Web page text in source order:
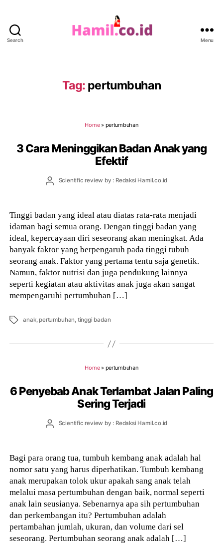
Search Menu
Tag: pertumbuhan
Home» pertumbuhan
3 Cara Meninggikan Badan Anak yang
Efektif
PostScientific review by : Redaksi Hamil.co.id
Tinggi badan yang ideal atau diatas rata-rata menjadi
idaman bagi semua orang. Dengan tinggi badan yang
ideal, kepercayaan diri seseorang akan meningkat. Ada
banyak faktor yang berpengaruh pada tinggi tubuh
seorang anak. Faktor yang pertama tentu saja genetik.
Namun, faktor nutrisi dan juga pendukung lainnya
seperti kegiatan atau aktivitas anak juga akan sangat
mempengaruhi pertumbuhan […]
Tags anak,pertumbuhan, tinggi badan
Home» pertumbuhan
6 Penyebab Anak Terlambat Jalan Paling
Sering Terjadi
PostScientific review by : Redaksi Hamil.co.id
Bagi para orang tua, tumbuh kembang anak adalah hal
nomor satu yang harus diperhatikan. Tumbuh kembang
anak merupakan tolok ukur apakah sang anak telah
melalui masa pertumbuhan dengan baik, normal seperti
anak lain seusianya. Sebenarnya apa sih pertumbuhan
dan perkembangan itu? Pertumbuhan adalah
pertambahan jumlah, ukuran, dan volume dari sel
seseorang. Pertumbuhan seorang anak adalah […]